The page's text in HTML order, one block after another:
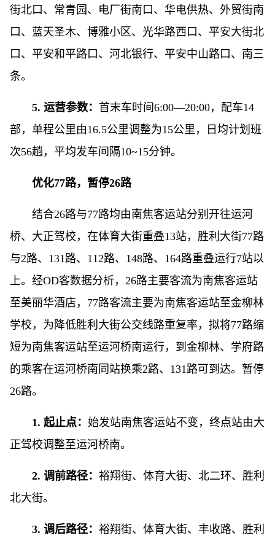
街北口、常青园、电厂街南口、华电供热、外贸街南
口、蓝天圣木、博雅小区、光华路西口、平安大街北
口、平安和平路口、河北银行、平安中山路口、南三
条。
5. 运营参数： 首末车时间6:00—20:00，配车14
部，单程公里由16.5公里调整为15公里，日均计划班
次56趟，平均发车间隔10~15分钟。
优化77路，暂停26路
结合26路与77路均由南焦客运站分别开往运河
桥、大正驾校，在体育大街重叠13站，胜利大街77路
与2路、131路、112路、148路、164路重叠运行7站以
上。经OD客数据分析，26路主要客流为南焦客运站
至美丽华酒店，77路客流主要为南焦客运站至金柳林
学校，为降低胜利大街公交线路重复率，拟将77路缩
短为南焦客运站至运河桥南运行，到金柳林、学府路
的乘客在运河桥南同站换乘2路、131路可到达。暂停
26路。
1. 起止点： 始发站南焦客运站不变，终点站由大
正驾校调整至运河桥南。
2. 调前路径： 裕翔街、体育大街、北二环、胜利
北大街。
3. 调后路径： 裕翔街、体育大街、丰收路、胜利